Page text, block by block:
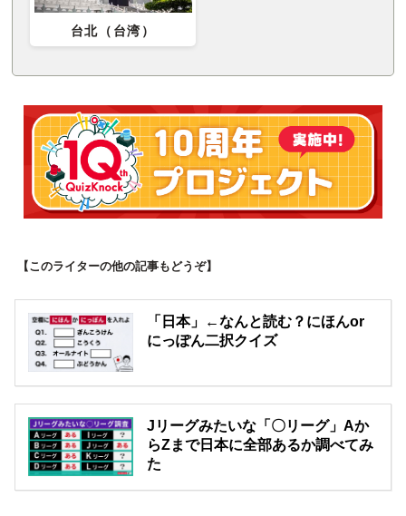
台北（台湾）
【このライターの他の記事もどうぞ】
「日本」←なんと読む？にほんor
にっぽん二択クイズ
Jリーグみたいな「〇リーグ」Aか
らZまで日本に全部あるか調べてみ
た